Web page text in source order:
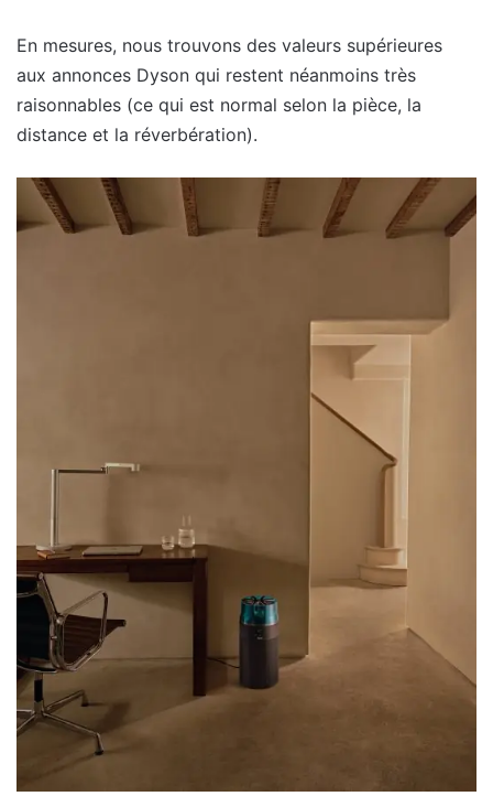
En mesures, nous trouvons des valeurs supérieures
aux annonces Dyson qui restent néanmoins très
raisonnables (ce qui est normal selon la pièce, la
distance et la réverbération).